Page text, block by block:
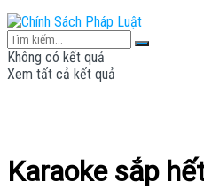
Không có kết quả
Xem tất cả kết quả
Karaoke sắp